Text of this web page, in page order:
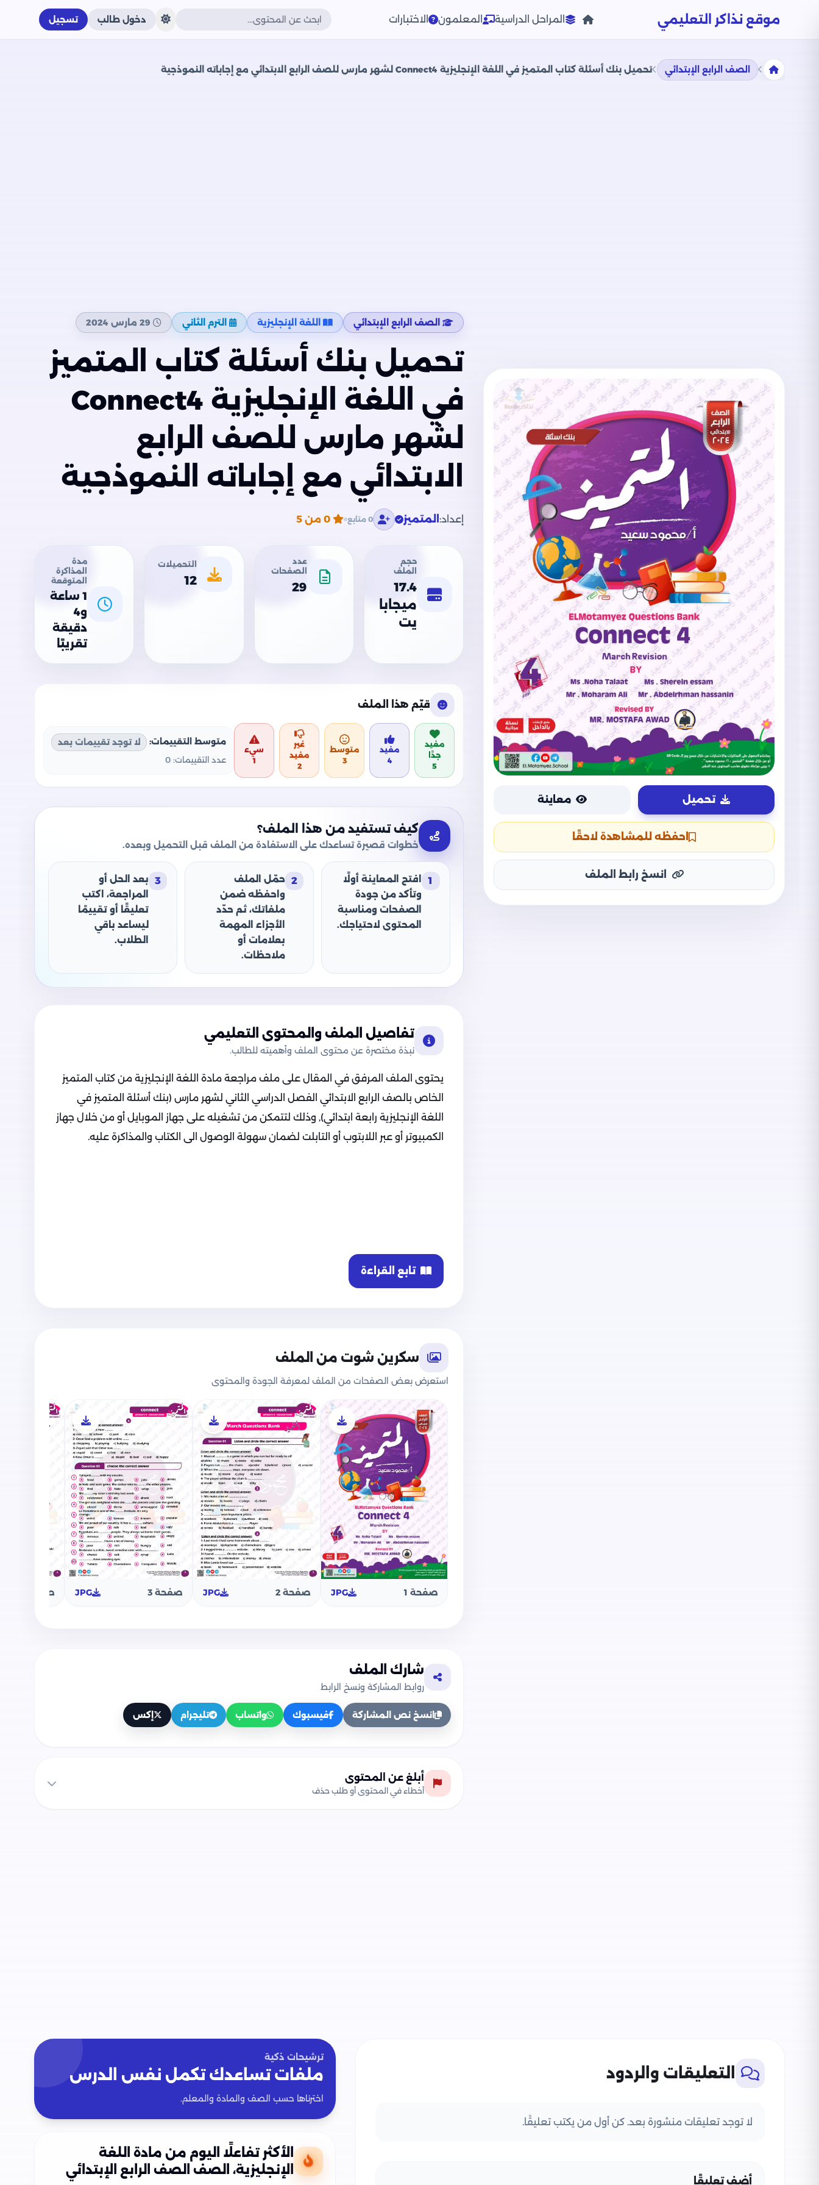
موقع نذاكر التعليمي المراحل الدراسية المعلمون الاختبارات دخول طالب تسجيل
الصف الرابع الإبتدائي تحميل بنك أسئلة كتاب المتميز في اللغة الإنجليزية Connect4 لشهر مارس للصف الرابع الابتدائي مع إجاباته النموذجية
تحميل معاينة
احفظه للمشاهدة لاحقًا
انسخ رابط الملف
الصف الرابع الإبتدائي اللغة الإنجليزية الترم الثاني 29 مارس 2024
تحميل بنك أسئلة كتاب المتميز
في اللغة الإنجليزية Connect4
لشهر مارس للصف الرابع
الابتدائي مع إجاباته النموذجية
إعداد:المتميز 0 متابع 0من 5
حجم
الملف
17.4
ميجابا
يت
عدد
الصفحات
29
التحميلات
12
مدة
المذاكرة
المتوقعة
1 ساعة
و4
دقيقة
تقريبًا
قيّم هذا الملف
مفيد
جدًا
5
مفيد
4
متوسط
3
غير
مفيد
2
سيء
1
متوسط التقييمات:
لا توجد تقييمات بعد
عدد التقييمات: 0
كيف تستفيد من هذا الملف؟
خطوات قصيرة تساعدك على الاستفادة من الملف قبل التحميل وبعده.
1
افتح المعاينة أولًا
وتأكد من جودة
الصفحات ومناسبة
المحتوى لاحتياجك.
2 حمّل الملف
واحفظه ضمن
ملفاتك، ثم حدّد
الأجزاء المهمة
بعلامات أو
ملاحظات.
3
بعد الحل أو
المراجعة، اكتب
تعليقًا أو تقييمًا
ليساعد باقي
الطلاب.
تفاصيل الملف والمحتوى التعليمي
نبذة مختصرة عن محتوى الملف وأهميته للطالب.
يحتوى الملف المرفق في المقال على ملف مراجعة مادة اللغة الإنجليزية من كتاب المتميز
الخاص بالصف الرابع الابتدائي الفصل الدراسي الثاني لشهر مارس (بنك أسئلة المتميز في
اللغة الإنجليزية رابعة ابتدائي), وذلك لتتمكن من تشغيله على جهاز الموبايل أو من خلال جهاز
الكمبيوتر أو عبر اللابتوب أو التابلت لضمان سهولة الوصول الى الكتاب والمذاكرة عليه.
محتوى ملف بنك أسئلة المتميز في اللغة الإنجليزية للصف الرابع الابتدائي مقرر مارس الترم
الثاني
بنك أسئلة على منهج شهر مارس في مادة اللغة الإنجليزية للصف الرابع الابتدائي والذي
يتضمن: أسئلة الاستماع, أسئلة اختيار من متعدد, أسئلة أكمل القطعة, أسئلة أكمل النقاط
بالشكل الصحيح للكلمة, أسئلة إقرأ القطعة وأجب الأسئلة بعدها, أسئلة الترقيم, أسئلة كتابة
مقال (تعبير).
الإجابات النموذجية لجميع الأسئلة الواردة في بنك الأسئلة على مقرر شهر مارس لمادة اللغة
الإنجليزية رابعة ابتدائي.
خالص تمنياتنا بالتوفيق والنجاح لجميع التلاميذ.
تابع القراءة
سكرين شوت من الملف
استعرض بعض الصفحات من الملف لمعرفة الجودة والمحتوى
صفحة 1 JPG صفحة 2 JPG صفحة 3 JPG صفحة 4
شارك الملف
روابط المشاركة ونسخ الرابط
انسخ نص المشاركة فيسبوك واتساب تليجرام إكس
أبلغ عن المحتوى
أخطاء في المحتوى أو طلب حذف
التعليقات والردود
لا توجد تعليقات منشورة بعد. كن أول من يكتب تعليقًا.
أضف تعليقًا
ترشيحات ذكية
ملفات تساعدك تكمل نفس الدرس
اخترناها حسب الصف والمادة والمعلم.
الأكثر تفاعلًا اليوم من مادة اللغة
الإنجليزية، الصف الصف الرابع الإبتدائي